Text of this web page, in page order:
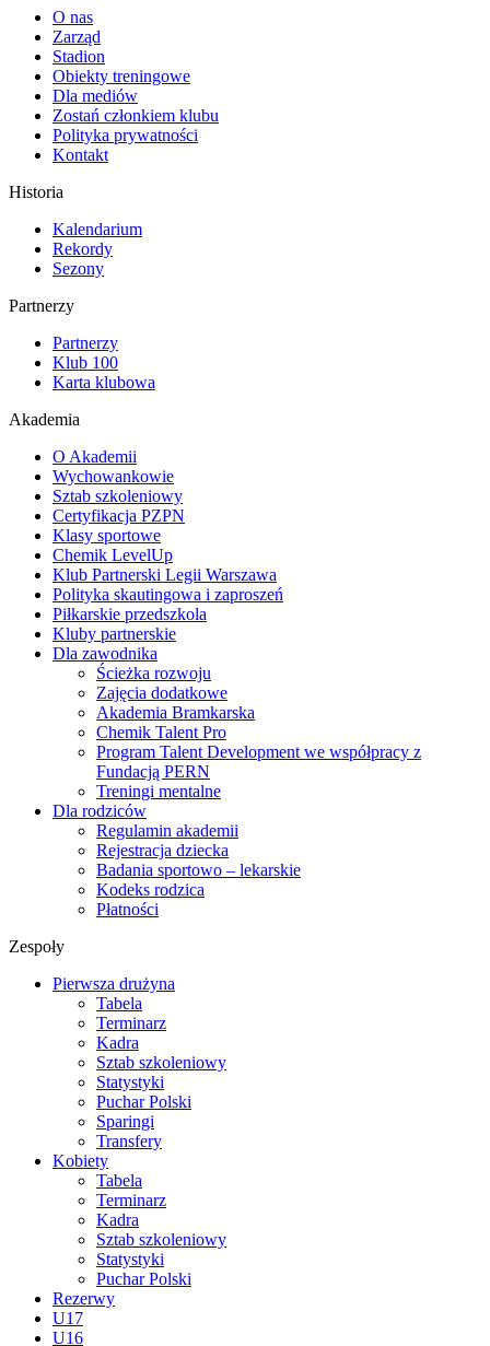
O nas
Zarząd
Stadion
Obiekty treningowe
Dla mediów
Zostań członkiem klubu
Polityka prywatności
Kontakt
Historia
Kalendarium
Rekordy
Sezony
Partnerzy
Partnerzy
Klub 100
Karta klubowa
Akademia
O Akademii
Wychowankowie
Sztab szkoleniowy
Certyfikacja PZPN
Klasy sportowe
Chemik LevelUp
Klub Partnerski Legii Warszawa
Polityka skautingowa i zaproszeń
Piłkarskie przedszkola
Kluby partnerskie
Dla zawodnika
Ścieżka rozwoju
Zajęcia dodatkowe
Akademia Bramkarska
Chemik Talent Pro
Program Talent Development we współpracy z
Fundacją PERN
Treningi mentalne
Dla rodziców
Regulamin akademii
Rejestracja dziecka
Badania sportowo – lekarskie
Kodeks rodzica
Płatności
Zespoły
Pierwsza drużyna
Tabela
Terminarz
Kadra
Sztab szkoleniowy
Statystyki
Puchar Polski
Sparingi
Transfery
Kobiety
Tabela
Terminarz
Kadra
Sztab szkoleniowy
Statystyki
Puchar Polski
Rezerwy
U17
U16